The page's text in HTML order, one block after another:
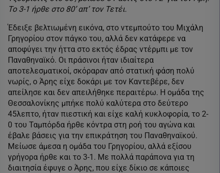
Το 3-1 ήρθε στο 80’ απ’ τον Τετέι.
Έδειξε βελτιωμένη εικόνα, στο ντεμπούτο του Μιχάλη
Γρηγορίου στον πάγκο του, αλλά δεν κατάφερε να
αποφύγει την ήττα στο εκτός έδρας ντέρμπι με τον
Παναθηναϊκό. Οι πράσινοι ήταν ιδιαίτερα
αποτελεσματικοί, σκόραραν από στατική φάση πολύ
νωρίς, ο Άρης είχε δοκάρι με τον Καντεβέρε, δεν
απείλησε και δεν απειλήθηκε περαιτέρω. Η ομάδα της
Θεσσαλονίκης μπήκε πολύ καλύτερα στο δεύτερο
45λεπτο, ήταν πιεστική και είχε καλή κυκλοφορία, το 2-
0 του Ταμπόρδα ήρθε κόντρα στη ροή του αγώνα και
έβαλε βάσεις για την επικράτηση του Παναθηναϊκού.
Μείωσε άμεσα η ομάδα του Γρηγορίου, αλλά εξίσου
γρήγορα ήρθε και το 3-1. Με πολλά παράπονα για τη
διαιτησία έφυγε ο Άρης, που είχε δίκιο σε κάποιες